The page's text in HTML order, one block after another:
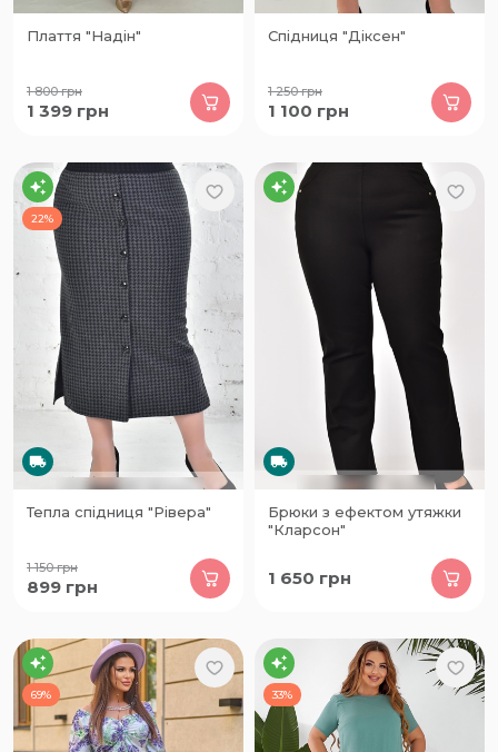
Плаття "Надін"
1 800грн
1 399 грн
Спідниця "Діксен"
1 250грн
1 100 грн
22%
Тепла спідниця "Рівера"
1 150грн
899 грн
Брюки з ефектом утяжки
"Кларсон"
1 650 грн
69% 33%